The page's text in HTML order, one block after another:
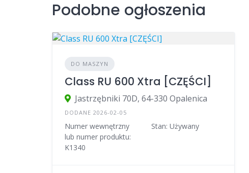
Podobne ogłoszenia
DO MASZYN
Class RU 600 Xtra [CZĘŚCI]
Jastrzębniki 70D, 64-330 Opalenica
DODANE 2026-02-05
Numer wewnętrzny
lub numer produktu:
K1340
Stan: Używany